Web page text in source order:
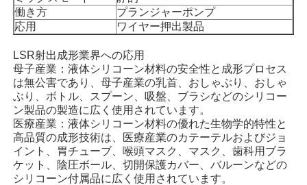
品質管理
お問い合わせ
ニュース
働き方
プランジャーポンプ
応用
ワイヤー押出製品
LSR射出成形業界への応用
母子産業：液体シリコーン材料の安全性と成形プロセス
は無公害であり、母子産業の乳首、おしゃぶり、おしゃ
ぶり、ボトル、スプーン、吸盤、ブラシなどのシリコー
ン製品の製造に広く使用されています。
医療産業：液体シリコーン材料の優れた生物学的特性と
高品質の成形技術は、医療産業のカテーテルおよびジョ
イント、胃チューブ、喉頭マスク、マスク、歯科用ブラ
ケット、陰圧ボール、切開保護カバー、バルーンなどの
シリコーン付属品に広く使用されています。